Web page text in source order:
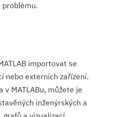
importovat se
nebo externích zařízení.
v MATLABu, můžete je
inženýrských a